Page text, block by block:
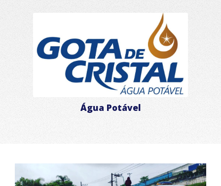
Água Potável